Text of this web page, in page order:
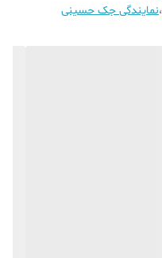
،نمایندگی جک حسینی